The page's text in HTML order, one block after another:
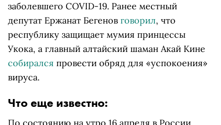
заболевшего COVID-19. Ранее местный
депутат Ержанат Бегенов говорил, что
республику защищает мумия принцессы
Укока, а главный алтайский шаман Акай Кине
собирался провести обряд для «успокоения»
вируса.
Что еще известно: